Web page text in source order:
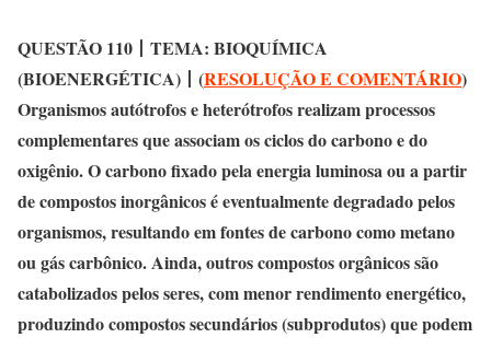
QUESTÃO 110 丨 TEMA: BIOQUÍMICA
(BIOENERGÉTICA) 丨 (RESOLUÇÃO E COMENTÁRIO)
Organismos autótrofos e heterótrofos realizam processos
complementares que associam os ciclos do carbono e do
oxigênio. O carbono fixado pela energia luminosa ou a partir
de compostos inorgânicos é eventualmente degradado pelos
organismos, resultando em fontes de carbono como metano
ou gás carbônico. Ainda, outros compostos orgânicos são
catabolizados pelos seres, com menor rendimento energético,
produzindo compostos secundários (subprodutos) que podem